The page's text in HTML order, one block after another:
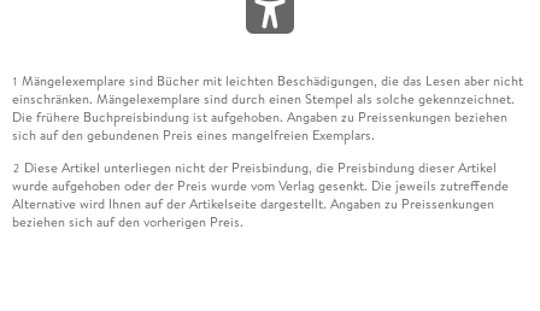
1 Mängelexemplare sind Bücher mit leichten Beschädigungen, die das Lesen aber nicht
einschränken. Mängelexemplare sind durch einen Stempel als solche gekennzeichnet.
Die frühere Buchpreisbindung ist aufgehoben. Angaben zu Preissenkungen beziehen
sich auf den gebundenen Preis eines mangelfreien Exemplars.
2 Diese Artikel unterliegen nicht der Preisbindung, die Preisbindung dieser Artikel
wurde aufgehoben oder der Preis wurde vom Verlag gesenkt. Die jeweils zutreffende
Alternative wird Ihnen auf der Artikelseite dargestellt. Angaben zu Preissenkungen
beziehen sich auf den vorherigen Preis.